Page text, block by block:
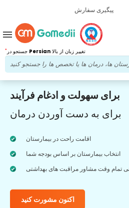
پیگیری سفارش
* Persian تغییر زبان از بالا
menu
برای سهولت و ادغام فرآیند
برای به دست آوردن درمان
اقامت راحت در بیمارستان
انتخاب بیمارستان بر اساس بودجه شما
تمام وقت مشاور مراقبت های بهداشتی
اکنون مشورت کنید